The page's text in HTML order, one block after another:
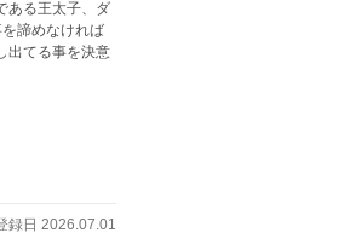
ある王太子、ダ
諦めなければ
出てる事を決意
録日 2026.07.01